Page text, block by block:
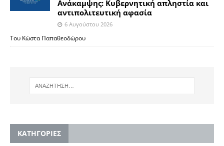
Ανάκαμψης: Κυβερνητική απληστία και
αντιπολιτευτική αφασία
6 Αυγούστου 2026
Του Κώστα Παπαθεοδώρου
KΑΤΗΓΟΡΙΕΣ